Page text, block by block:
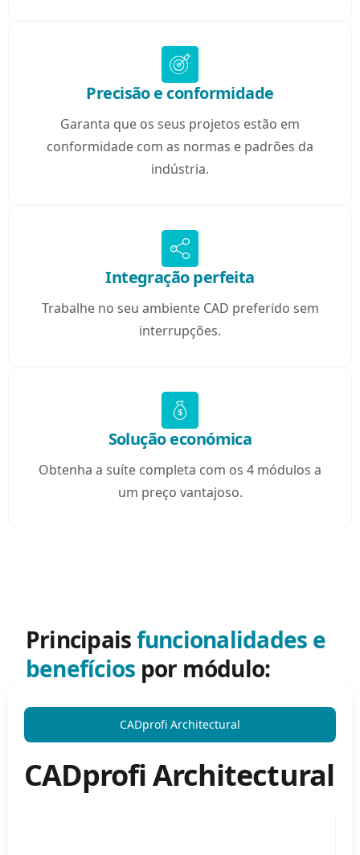
Precisão e conformidade
Garanta que os seus projetos estão em
conformidade com as normas e padrões da
indústria.
Integração perfeita
Trabalhe no seu ambiente CAD preferido sem
interrupções.
Solução económica
Obtenha a suíte completa com os 4 módulos a
um preço vantajoso.
Principaisfuncionalidades e
benefícios por módulo:
CADprofi Architectural
CADprofi Architectural